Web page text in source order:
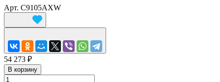
Арт. C9105AXW
54 273 ₽
В корзину